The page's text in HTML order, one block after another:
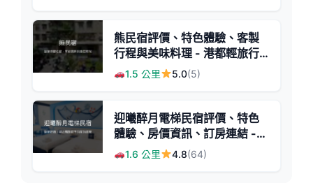
熊民宿評價、特色體驗、客製
行程與美味料理 - 港都輕旅行
首選
1.5 公里 5.0(5)
迎曦醉月電梯民宿評價、特色
體驗、房價資訊、訂房連結 -
便利交通與溫馨服務
1.6 公里 4.8(64)